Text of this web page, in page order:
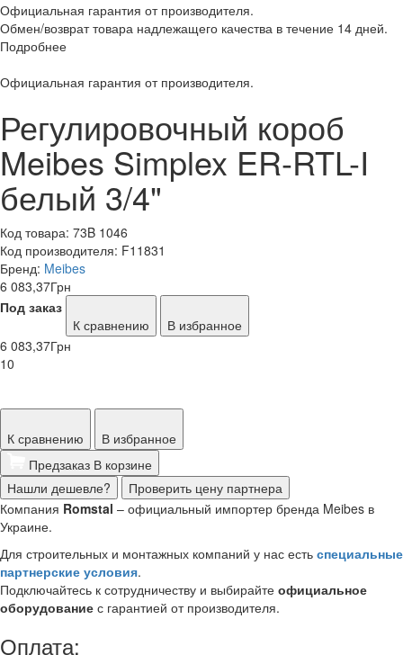
Официальная гарантия от производителя.
Обмен/возврат товара надлежащего качества в течение 14 дней.
Подробнее
Официальная гарантия от производителя.
Регулировочный короб
Meibes Simplex ER-RTL-I
белый 3/4"
Код товара: 73B 1046
Код производителя: F11831
Бренд: Meibes
6 083,37Грн
Под заказ
К сравнению
В избранное
6 083,37Грн
10
К сравнению
В избранное
Предзаказ В корзине
Нашли дешевле?
Проверить цену партнера
Компания Romstal – официальный импортер бренда Meibes в
Украине.
Для строительных и монтажных компаний у нас есть специальные
партнерские условия.
Подключайтесь к сотрудничеству и выбирайте официальное
оборудование с гарантией от производителя.
Оплата: